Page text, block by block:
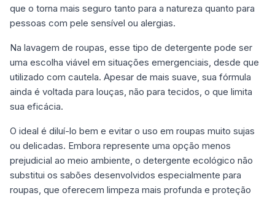
que o torna mais seguro tanto para a natureza quanto para
pessoas com pele sensível ou alergias.
Na lavagem de roupas, esse tipo de detergente pode ser
uma escolha viável em situações emergenciais, desde que
utilizado com cautela. Apesar de mais suave, sua fórmula
ainda é voltada para louças, não para tecidos, o que limita
sua eficácia.
O ideal é diluí-lo bem e evitar o uso em roupas muito sujas
ou delicadas. Embora represente uma opção menos
prejudicial ao meio ambiente, o detergente ecológico não
substitui os sabões desenvolvidos especialmente para
roupas, que oferecem limpeza mais profunda e proteção